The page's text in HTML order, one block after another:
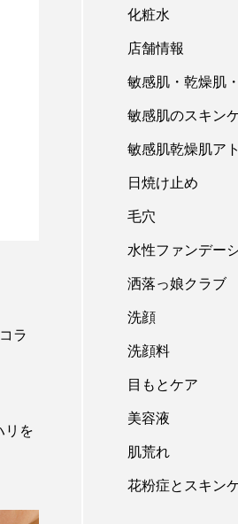
ラ
リを
化粧水
店舗情報
敏感肌・乾燥肌
敏感肌のスキン
敏感肌乾燥肌ア
日焼け止め
毛穴
水性ファンデー
洒落っ娘クラブ
洗顔
洗顔料
目もとケア
美容液
肌荒れ
花粉症とスキン